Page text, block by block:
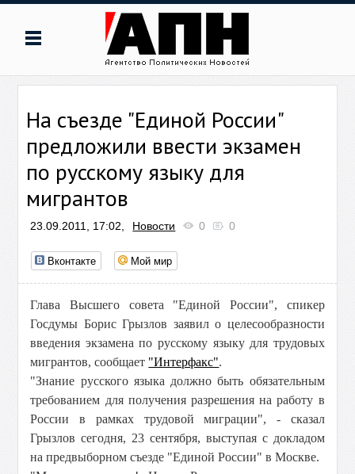
На съезде "Единой России"
предложили ввести экзамен
по русскому языку для
мигрантов
23.09.2011, 17:02, Новости 0 0
Вконтакте Мой мир
Глава Высшего совета "Единой России", спикер
Госдумы Борис Грызлов заявил о целесообразности
введения экзамена по русскому языку для трудовых
мигрантов, сообщает "Интерфакс".
"Знание русского языка должно быть обязательным
требованием для получения разрешения на работу в
России в рамках трудовой миграции", - сказал
Грызлов сегодня, 23 сентября, выступая с докладом
на предвыборном съезде "Единой России" в Москве.